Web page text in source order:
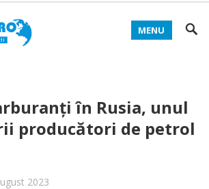
MENU
în Rusia, unul
producători de petrol
2023